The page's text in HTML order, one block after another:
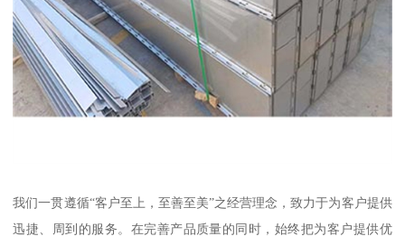
我们一贯遵循“客户至上，至善至美”之经营理念，致力于为客户提供
迅捷、周到的服务。在完善产品质量的同时，始终把为客户提供优